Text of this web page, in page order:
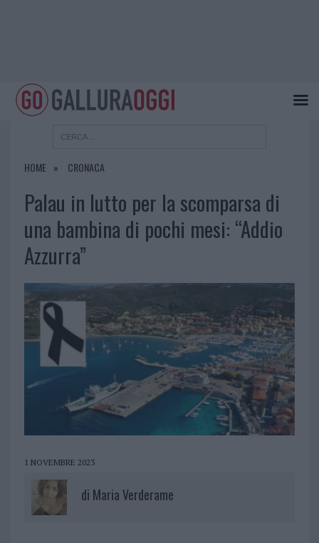
HOME CRONACA
Palau in lutto per la scomparsa di
una bambina di pochi mesi: “Addio
Azzurra”
1 NOVEMBRE 2023
di Maria Verderame